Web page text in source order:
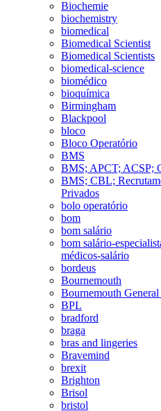
Biochemie
biochemistry
biomedical
Biomedical Scientist
Biomedical Scientists
biomedical-science
biomédico
bioquímica
Birmingham
Blackpool
bloco
Bloco Operatório
BMS
BMS; APCT; ACSP;
BMS; CBL;
Privados
bolo operatório
bom
bom salário
bom salário-
médicos-salário
bordeus
Bournemouth
Bournemouth
BPL
bradford
braga
bras and lingeries
Bravemind
brexit
Brighton
Brisol
bristol